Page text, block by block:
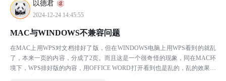
以德君
2024-12-24 14:45:55
MAC与WINDOWS不兼容问题
在MAC上用WPS对文档排好了版，但在WINDOWS电脑上用WPS看到的就乱
了，本来一页的内容，分成了2页。而且这是一个很奇怪的现象，同在MAC环
境下，WPS排好版的内容，用OFFICE WORD打开看到也是乱的，乱的效果和